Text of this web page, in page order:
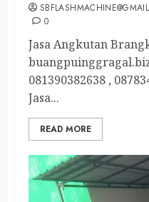
0
Jasa Angkutan
081390382638 ,
Jasa...
READ MORE